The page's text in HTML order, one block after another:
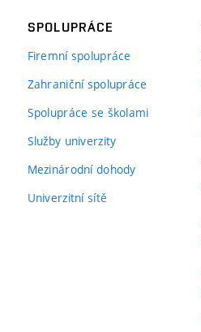
SPOLUPRÁCE
Firemní spolupráce
Zahraniční spolupráce
Spolupráce se školami
Služby univerzity
Mezinárodní dohody
Univerzitní sítě